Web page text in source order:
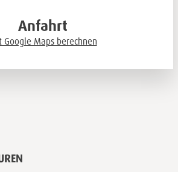
Anfahrt
Google Maps berechnen